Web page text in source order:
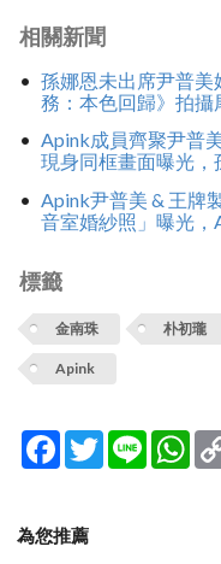
相關新聞
孫娜恩未出席尹普
務：本色回歸》拍
Apink成員齊聚尹普
現身同框畫面曝光，
Apink尹普美 & 王牌
音室婚紗照」曝光，
標籤
金南珠 朴初瓏
Apink
Facebook
TwitterLine
為您推薦